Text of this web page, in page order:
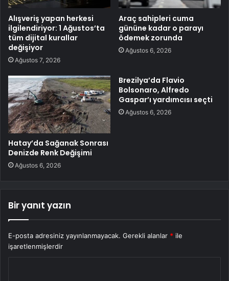
Alışveriş yapan herkesi
ilgilendiriyor: 1 Ağustos’ta
tüm dijital kurallar
değişiyor
Ağustos 7, 2026
Araç sahipleri cuma
gününe kadar o parayı
ödemek zorunda
Ağustos 6, 2026
Hatay’da Sağanak Sonrası
Denizde Renk Değişimi
Ağustos 6, 2026
Brezilya’da Flavio
Bolsonaro, Alfredo
Gaspar’ı yardımcısı seçti
Ağustos 6, 2026
Bir yanıt yazın
E-posta adresiniz yayınlanmayacak. Gerekli alanlar * ile
işaretlenmişlerdir